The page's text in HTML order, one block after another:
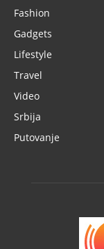
Fashion
Gadgets
Lifestyle
Travel
Video
Srbija
Putovanje